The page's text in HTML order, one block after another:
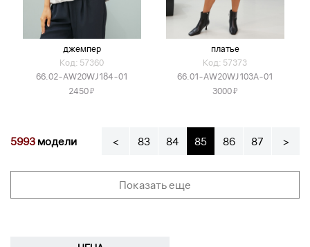
джемпер
Код: 57360
66.02-AW20WJ184-01
2450Я
платье
Код: 57373
66.01-AW20WJ103А-01
3000Я
5993модели < 83 84 85 86 87 >
Показать еще